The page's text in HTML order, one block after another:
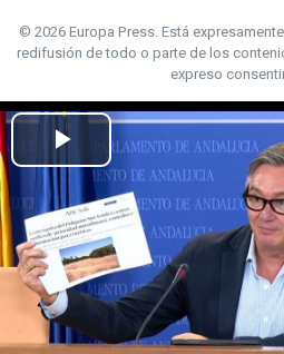
© 2026 Europa Press.Está
redifusión de todo o parte de los
expreso